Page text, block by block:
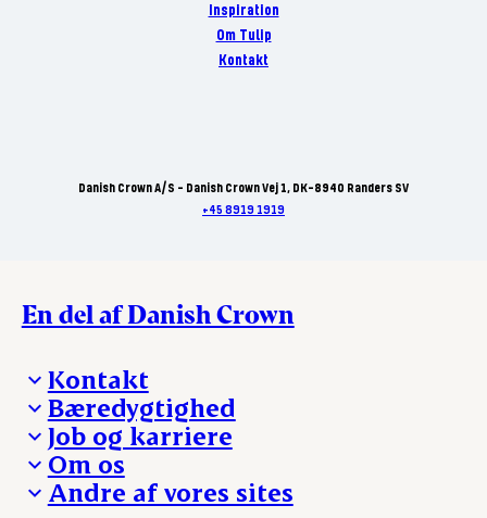
Inspiration
Om Tulip
Kontakt
Danish Crown A/S - Danish Crown Vej 1, DK-8940 Randers SV
+45 8919 1919
En del af Danish Crown
Kontakt
Besøg Danish Crown
Presse og nyheder
Reklamationer
Whistleblower
Øvrige henvendelser
Bæredygtighed
Fra jord til bord
Hverdagen
Ansvarlighed og nøgletal
Job og karriere
Arbejd med os
Ledige stillinger
Om os
Hvem er vi
Andre af vores sites